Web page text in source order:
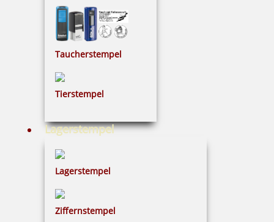
Taucherstempel
Tierstempel
Lagerstempel
Lagerstempel
Ziffernstempel
Colop Micro 2 Stempelkissen (70x110 mm)
Bestellen